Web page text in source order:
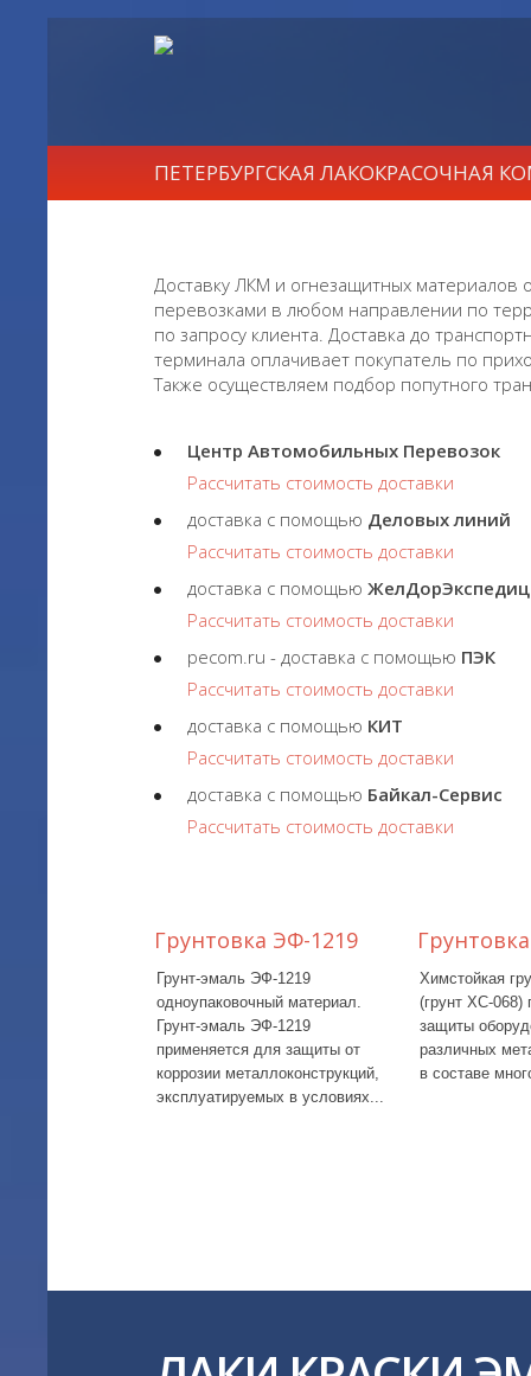
ПЕТЕРБУРГСКАЯ ЛАКОКРАСОЧНАЯ
Доставку ЛКМ и огнезащитных
перевозками в любом направлении по
по запросу клиента. Доставка до
терминала оплачивает покупатель по
Также осуществляем подбор попутного
Центр Автомобильных Перевозок
Рассчитать стоимость доставки
доставка с помощью Деловых линий
Рассчитать стоимость доставки
доставка с помощью
Рассчитать стоимость доставки
pecom.ru - доставка с помощью ПЭК
Рассчитать стоимость доставки
доставка с помощью КИТ
Рассчитать стоимость доставки
доставка с помощью Байкал-Сервис
Рассчитать стоимость доставки
Грунтовка ЭФ-1219
Грунт-эмаль ЭФ-1219
одноупаковочный материал.
Грунт-эмаль ЭФ-1219
применяется для защиты от
коррозии металлоконструкций,
эксплуатируемых в условиях...
Химстойкая
(грунт ХС-068)
защиты
различных
в составе